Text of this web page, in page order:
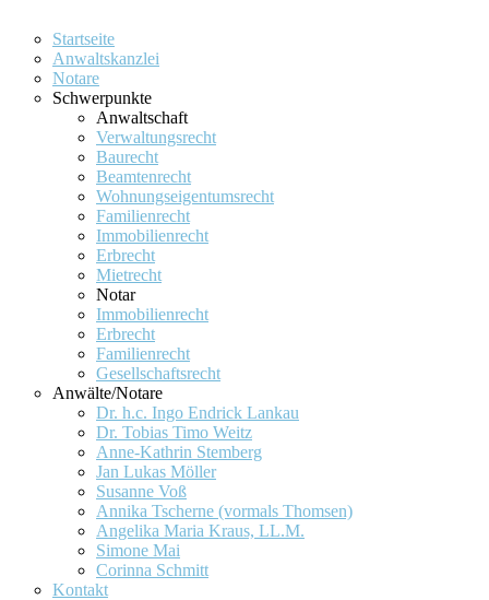
Startseite
Anwaltskanzlei
Notare
Schwerpunkte
Anwaltschaft
Verwaltungsrecht
Baurecht
Beamtenrecht
Wohnungseigentumsrecht
Familienrecht
Immobilienrecht
Erbrecht
Mietrecht
Notar
Immobilienrecht
Erbrecht
Familienrecht
Gesellschaftsrecht
Anwälte/Notare
Dr. h.c. Ingo Endrick Lankau
Dr. Tobias Timo Weitz
Anne-Kathrin Stemberg
Jan Lukas Möller
Susanne Voß
Annika Tscherne (vormals Thomsen)
Angelika Maria Kraus, LL.M.
Simone Mai
Corinna Schmitt
Kontakt